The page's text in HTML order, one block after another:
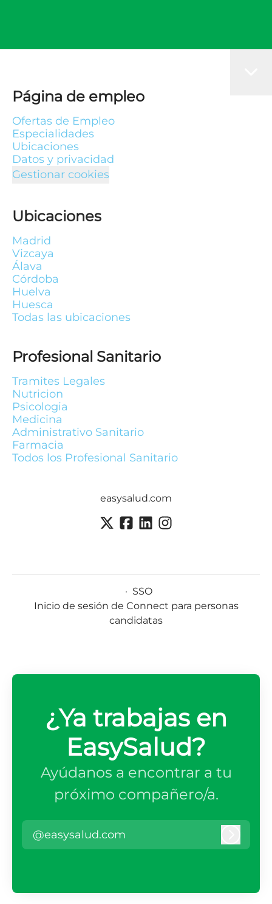
Página de empleo
Ofertas de Empleo
Especialidades
Ubicaciones
Datos y privacidad
Gestionar cookies
Ubicaciones
Madrid
Vizcaya
Álava
Córdoba
Huelva
Huesca
Todas las ubicaciones
Profesional Sanitario
Tramites Legales
Nutricion
Psicologia
Medicina
Administrativo Sanitario
Farmacia
Todos los Profesional Sanitario
easysalud.com
· SSO
Inicio de sesión de Connect para personas
candidatas
¿Ya trabajas en
EasySalud?
Ayúdanos a encontrar a tu
próximo compañero/a.
@easysalud.com